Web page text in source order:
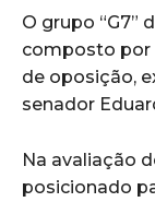
O grupo “G7”
composto por
de oposição,
senador
Na avaliação
posicionado